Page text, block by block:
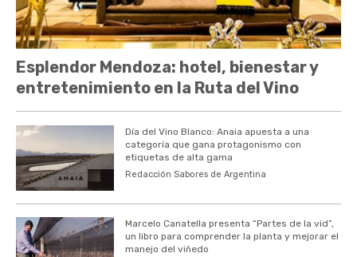
Esplendor Mendoza: hotel, bienestar y
entretenimiento en la Ruta del Vino
Día del Vino Blanco: Anaia apuesta a una
categoría que gana protagonismo con
etiquetas de alta gama
Redacción Sabores de Argentina
Marcelo Canatella presenta “Partes de la vid”,
un libro para comprender la planta y mejorar el
manejo del viñedo